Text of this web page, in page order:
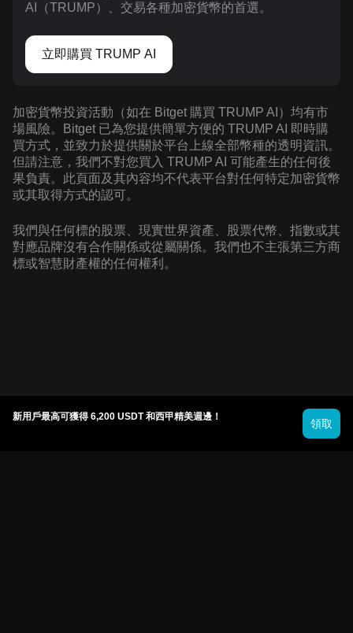
AI（TRUMP）、交易各種加密貨幣的首選。
立即購買 TRUMP AI
加密貨幣投資活動（如在 Bitget 購買 TRUMP AI）均有市
場風險。Bitget 已為您提供簡單方便的 TRUMP AI 即時購
買方式，並致力於提供關於平台上線全部幣種的透明資訊。
但請注意，我們不對您買入 TRUMP AI 可能產生的任何後
果負責。此頁面及其內容均不代表平台對任何特定加密貨幣
或其取得方式的認可。
我們與任何標的股票、現實世界資產、股票代幣、指數或其
對應品牌沒有合作關係或從屬關係。我們也不主張第三方商
標或智慧財產權的任何權利。
新用戶最高可獲得 6,200 USDT 和西甲精美週邊！
領取